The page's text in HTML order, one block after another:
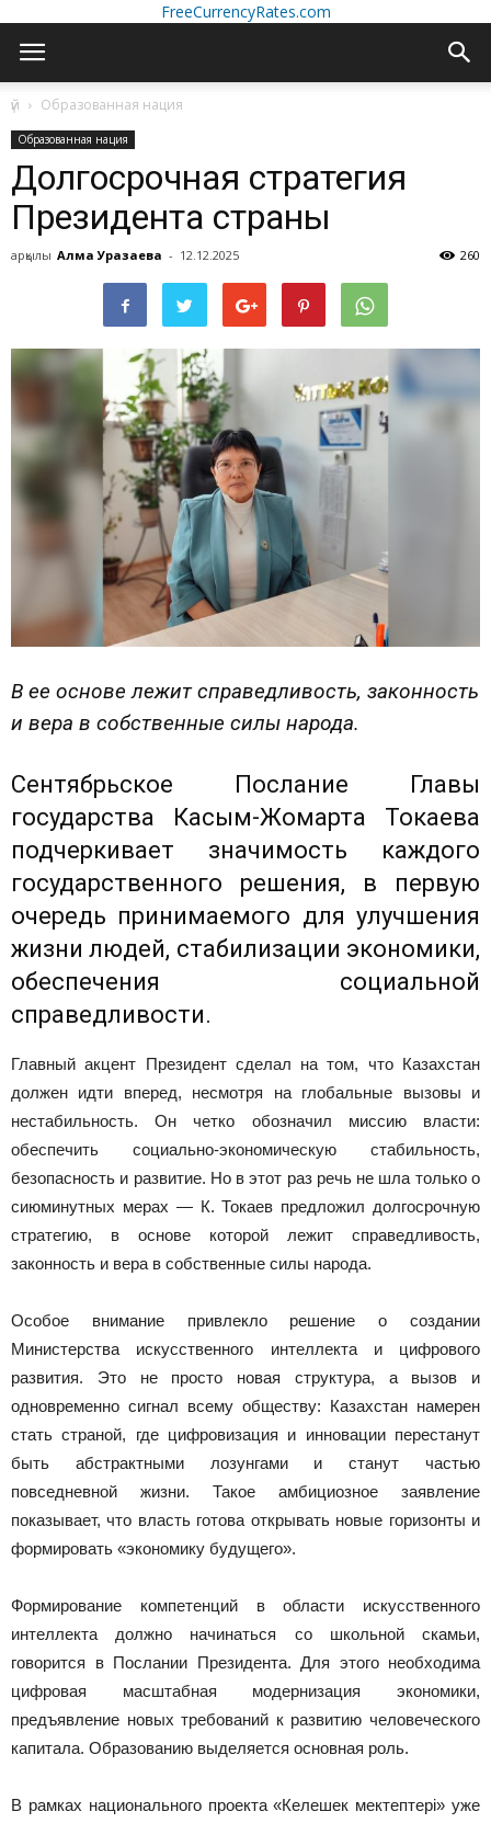
FreeCurrencyRates.com
үй Образованная нация
Образованная нация
Долгосрочная стратегия
Президента страны
арқылы Алма Уразаева - 12.12.2025 260
В ее основе лежит справедливость, законность
и вера в собственные силы народа.
Сентябрьское Послание Главы
государства Касым-Жомарта Токаева
подчеркивает значимость каждого
государственного решения, в первую
очередь принимаемого для улучшения
жизни людей, стабилизации экономики,
обеспечения социальной
справедливости.
Главный акцент Президент сделал на том, что Казахстан
должен идти вперед, несмотря на глобальные вызовы и
нестабильность. Он четко обозначил миссию власти:
обеспечить социально-экономическую стабильность,
безопасность и развитие. Но в этот раз речь не шла только о
сиюминутных мерах — К. Токаев предложил долгосрочную
стратегию, в основе которой лежит справедливость,
законность и вера в собственные силы народа.
Особое внимание привлекло решение о создании
Министерства искусственного интеллекта и цифрового
развития. Это не просто новая структура, а вызов и
одновременно сигнал всему обществу: Казахстан намерен
стать страной, где цифровизация и инновации перестанут
быть абстрактными лозунгами и станут частью
повседневной жизни. Такое амбициозное заявление
показывает, что власть готова открывать новые горизонты и
формировать «экономику будущего».
Формирование компетенций в области искусственного
интеллекта должно начинаться со школьной скамьи,
говорится в Послании Президента. Для этого необходима
цифровая масштабная модернизация экономики,
предъявление новых требований к развитию человеческого
капитала. Образованию выделяется основная роль.
В рамках национального проекта «Келешек мектептері» уже